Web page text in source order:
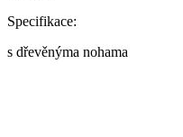
Specifikace:
s dřevěnýma nohama